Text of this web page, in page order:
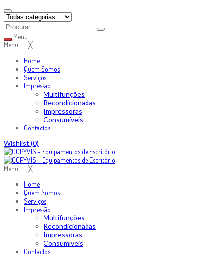
Menu
Menu ≡╳
Home
Quem Somos
Serviços
Impressão
Multifunções
Recondicionadas
Impressoras
Consumíveis
Contactos
Skip
to
content
Wishlist (0)
Menu ≡╳
Home
Quem Somos
Serviços
Impressão
Multifunções
Recondicionadas
Impressoras
Consumíveis
Contactos